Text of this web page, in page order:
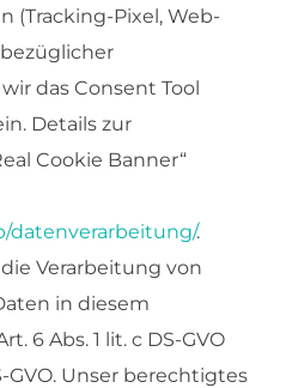
(Tracking-Pixel, Web-
das Consent Tool
Details zur
Cookie Banner“
datenverarbeitung/.
Verarbeitung von
in diesem
6 Abs. 1 lit. c DS-GVO
GVO. Unser berechtigtes